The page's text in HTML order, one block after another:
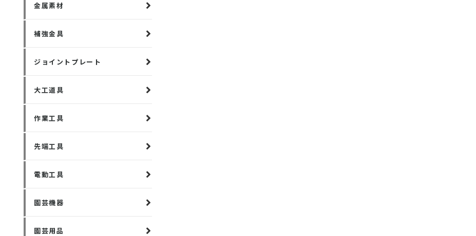
金属素材
補強金具
ジョイントプレート
大工道具
作業工具
先端工具
電動工具
園芸機器
園芸用品